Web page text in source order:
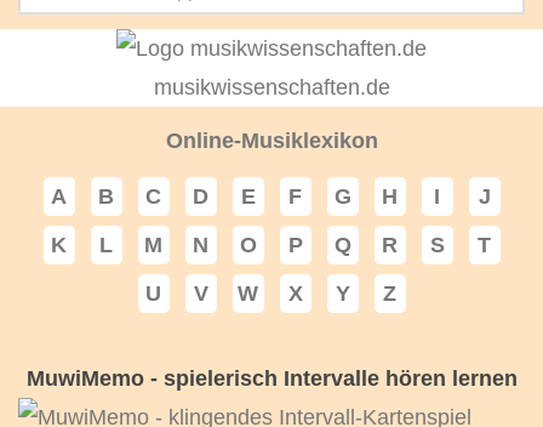
musikwissenschaften.de
Online-Musiklexikon
A B C D E F G H I
J
K
L M N O P Q R S
T
U
V W X Y Z
MuwiMemo - spielerisch Intervalle hören lernen